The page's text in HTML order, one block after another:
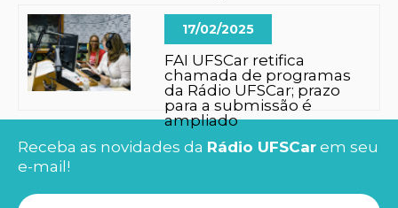
17/02/2025
FAI UFSCar retifica
chamada de programas
da Rádio UFSCar; prazo
para a submissão é
ampliado
Receba as novidades da Rádio UFSCar em seu
e-mail!